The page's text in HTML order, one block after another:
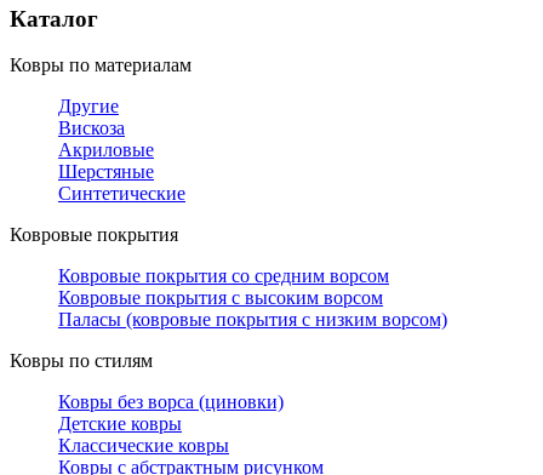
Каталог
Ковры по материалам
Другие
Вискоза
Акриловые
Шерстяные
Синтетические
Ковровые покрытия
Ковровые покрытия со средним ворсом
Ковровые покрытия с высоким ворсом
Паласы (ковровые покрытия с низким ворсом)
Ковры по стилям
Ковры без ворса (циновки)
Детские ковры
Классические ковры
Ковры с абстрактным рисунком